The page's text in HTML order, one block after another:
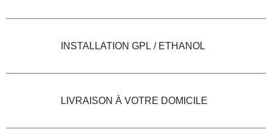
INSTALLATION GPL / ETHANOL
LIVRAISON À VOTRE DOMICILE